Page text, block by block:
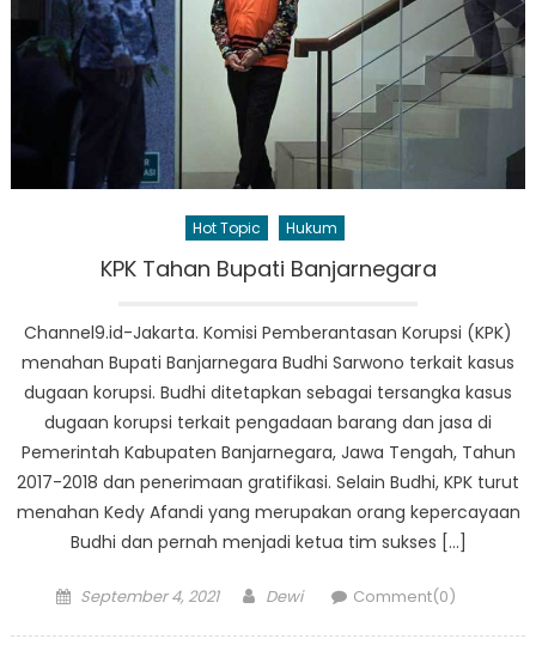
Hot Topic Hukum
KPK Tahan Bupati Banjarnegara
Channel9.id-Jakarta. Komisi Pemberantasan Korupsi (KPK)
menahan Bupati Banjarnegara Budhi Sarwono terkait kasus
dugaan korupsi. Budhi ditetapkan sebagai tersangka kasus
dugaan korupsi terkait pengadaan barang dan jasa di
Pemerintah Kabupaten Banjarnegara, Jawa Tengah, Tahun
2017-2018 dan penerimaan gratifikasi. Selain Budhi, KPK turut
menahan Kedy Afandi yang merupakan orang kepercayaan
Budhi dan pernah menjadi ketua tim sukses […]
Posted
September 4, 2021 Author
Dewi Comment(0)